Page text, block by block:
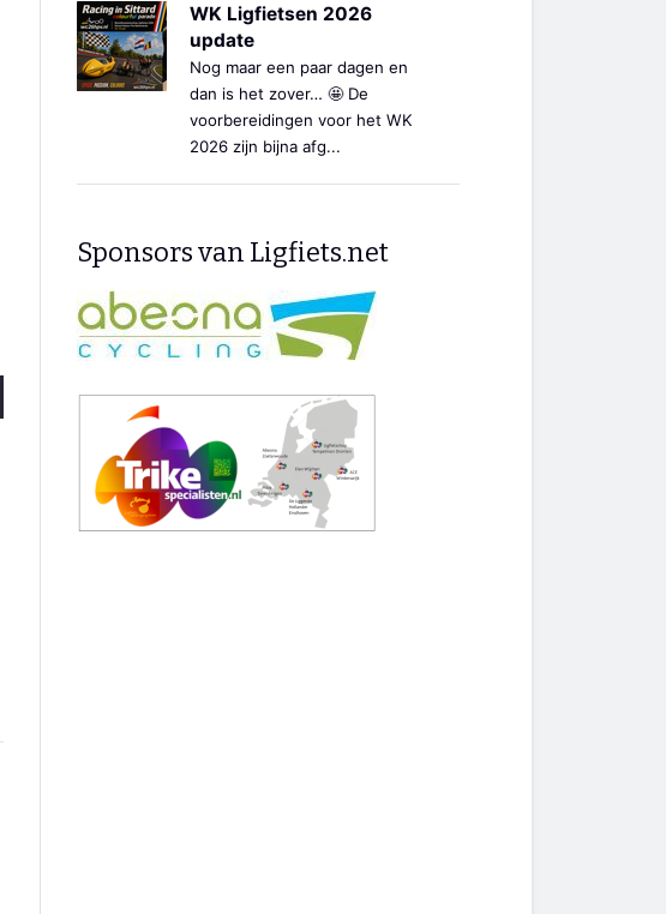
WK Ligfietsen 2026
update
Nog maar een paar dagen en
dan is het zover… 🤩 De
voorbereidingen voor het WK
2026 zijn bijna afg...
Sponsors van Ligfiets.net